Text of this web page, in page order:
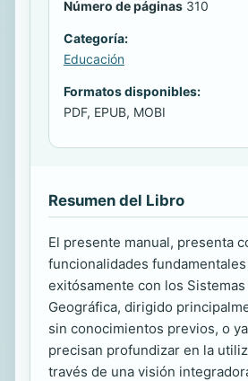
Número de páginas 310
Categoría:
Educación
Formatos disponibles:
PDF, EPUB, MOBI
Resumen del Libro
El presente manual, presenta
funcionalidades
exitósamente con los
Geográfica, dirigido
sin conocimientos previos, o
precisan profundizar en la
través de una visión